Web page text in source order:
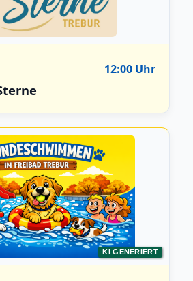
12:00 Uhr
KI GENERIERT